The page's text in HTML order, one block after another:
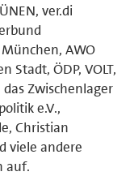
ver.di
AWO
Stadt, ÖDP, VOLT,
Zwischenlager
e.V.,
Christian
viele andere
auf.